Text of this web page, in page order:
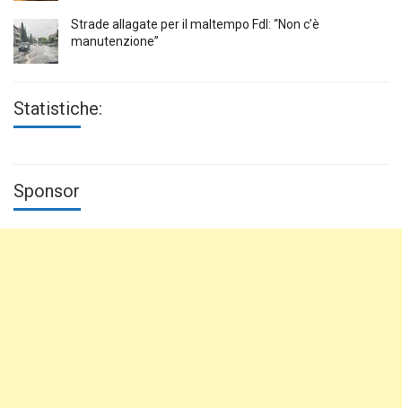
Strade allagate per il maltempo FdI: “Non c’è
manutenzione”
Statistiche:
Sponsor